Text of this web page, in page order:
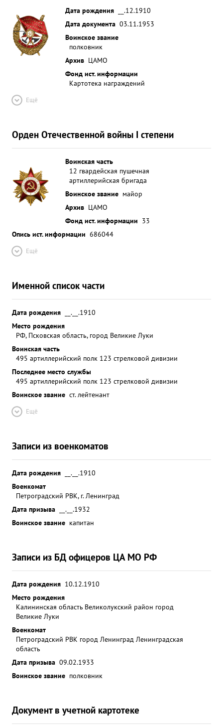
Дата рождения
__.12.1910
Дата документа 03.11.1953
Воинское звание
полковник
Архив ЦАМО
Фонд ист. информации
Картотека награждений
Ещё
Орден Отечественной войны I степени
Воинская часть
12 гвардейская пушечная
артиллерийская бригада
Воинское звание майор
Архив ЦАМО
Фонд ист. информации 33
Опись ист. информации 686044
Ещё
Именной список части
Дата рождения
__.__.1910
Место рождения
РФ, Псковская область, город Великие Луки
Воинская часть
495 артиллерийский полк 123 стрелковой дивизии
Последнее место службы
495 артиллерийский полк 123 стрелковой дивизии
Воинское звание ст. лейтенант
Ещё
Записи из военкоматов
Дата рождения
__.__.1910
Военкомат
Петроградский РВК, г. Ленинград
Дата призыва
__.__.1932
Воинское звание капитан
Записи из БД офицеров ЦА МО РФ
Дата рождения 10.12.1910
Место рождения
Калининская область Великолукский район город
Великие Луки
Военкомат
Петроградский РВК город Ленинград Ленинградская
область
Дата призыва 09.02.1933
Воинское звание полковник
Документ в учетной картотеке